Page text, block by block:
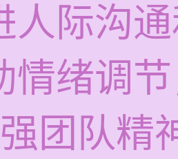
人际沟
情绪调
团队精